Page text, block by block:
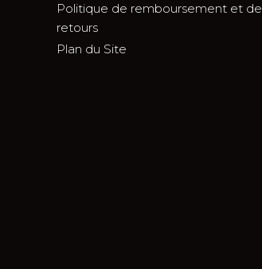
Politique de remboursement et de
retours
Plan du Site